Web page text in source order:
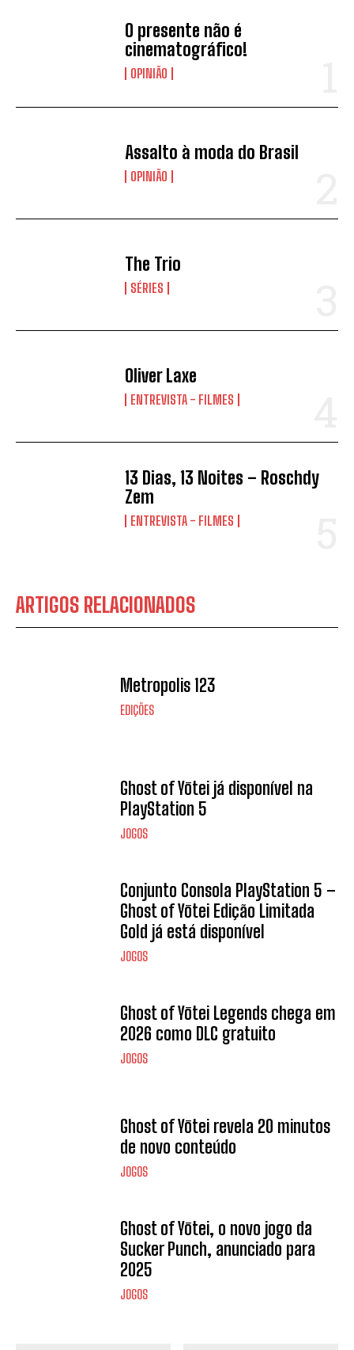
O presente não é
cinematográfico!
OPINIÃO
Assalto à moda do Brasil
OPINIÃO
The Trio
SÉRIES
Oliver Laxe
ENTREVISTA - FILMES
13 Dias, 13 Noites – Roschdy
Zem
ENTREVISTA - FILMES
ARTIGOS RELACIONADOS
Metropolis 123
EDIÇÕES
Ghost of Yōtei já disponível na
PlayStation 5
JOGOS
Conjunto Consola PlayStation 5 –
Ghost of Yōtei Edição Limitada
Gold já está disponível
JOGOS
Ghost of Yōtei Legends chega em
2026 como DLC gratuito
JOGOS
Ghost of Yōtei revela 20 minutos
de novo conteúdo
JOGOS
Ghost of Yōtei, o novo jogo da
Sucker Punch, anunciado para
2025
JOGOS